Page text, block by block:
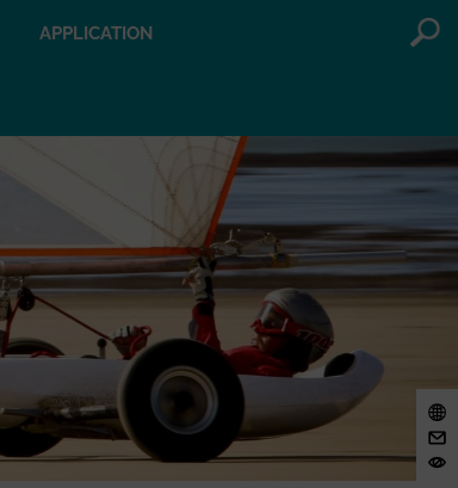
APPLICATION